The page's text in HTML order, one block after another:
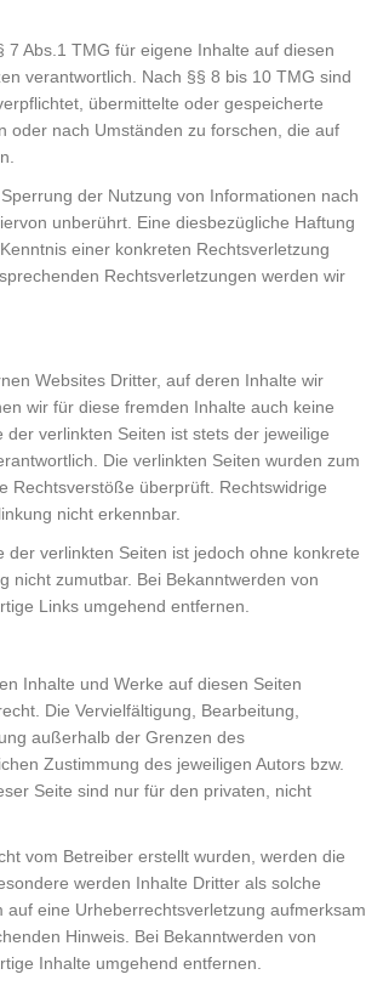
Abs.1 TMG für eigene Inhalte auf diesen
verantwortlich. Nach §§ 8 bis 10 TMG sind
übermittelte oder gespeicherte
oder nach Umständen zu forschen, die auf
der Nutzung von Informationen nach
unberührt. Eine diesbezügliche Haftung
einer konkreten Rechtsverletzung
Rechtsverletzungen werden wir
Websites Dritter, auf deren Inhalte wir
wir für diese fremden Inhalte auch keine
verlinkten Seiten ist stets der jeweilige
Die verlinkten Seiten wurden zum
Rechtsverstöße überprüft. Rechtswidrige
nicht erkennbar.
der verlinkten Seiten ist jedoch ohne konkrete
nicht zumutbar. Bei Bekanntwerden von
Links umgehend entfernen.
Inhalte und Werke auf diesen Seiten
Die Vervielfältigung, Bearbeitung,
außerhalb der Grenzen des
Zustimmung des jeweiligen Autors bzw.
Seite sind nur für den privaten, nicht
vom Betreiber erstellt wurden, werden die
werden Inhalte Dritter als solche
eine Urheberrechtsverletzung aufmerksam
Hinweis. Bei Bekanntwerden von
Inhalte umgehend entfernen.